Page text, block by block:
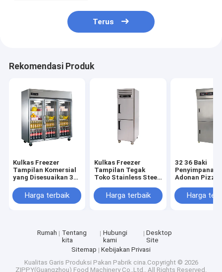
Terus
Rekomendasi Produk
Kulkas Freezer
Tampilan Komersial
yang Disesuaikan 3
dan Minuman
Harga terbaik
Kulkas Freezer
Tampilan Tegak
Toko Stainless Steel
Tampilan Berdiri
yang Dapat
Harga terbaik
32 36 Baki
Penyimpanan
Adonan Pizza
Kulkas Adonan
Harga
Rumah
Tentang
kita
Hubungi
kami
Desktop
Site
Sitemap
Kebijakan Privasi
Kualitas Garis Produksi Pakan Pabrik cina.Copyright © 2026
ZIPPY(Guangzhou) Food Machinery Co.,Ltd.. All Rights Reserved.